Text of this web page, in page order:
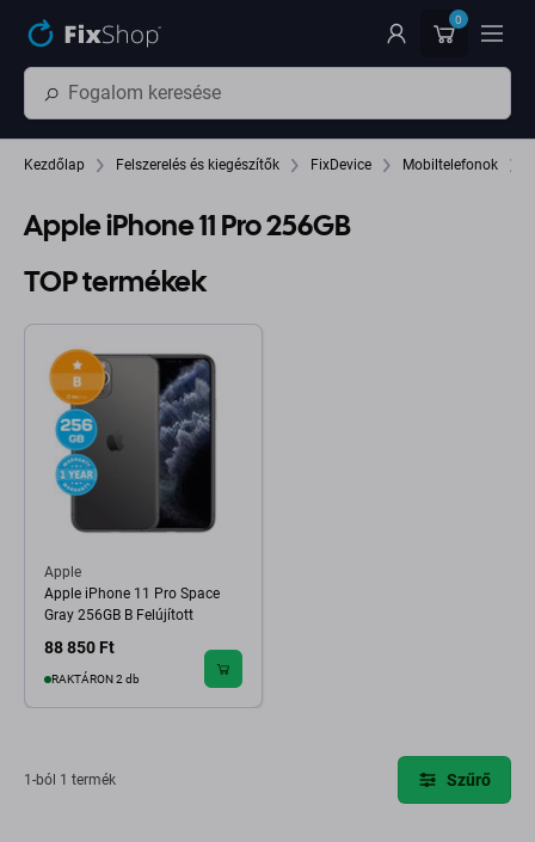
0
Kezdőlap Felszerelés és kiegészítők FixDevice Mobiltelefonok
Apple iPhone 11 Pro 256GB
TOP termékek
Apple
Apple iPhone 11 Pro Space
Gray 256GB B Felújított
88 850 Ft
RAKTÁRON 2 db
1-ból 1 termék Szűrő